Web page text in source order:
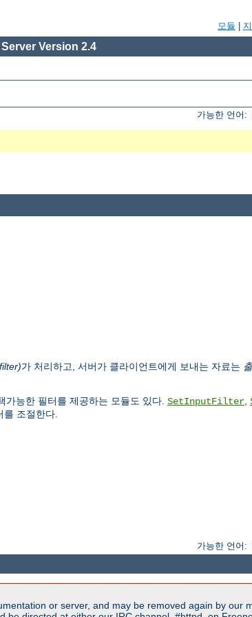
모듈
Version 2.4
가능한 언어:
가 처리하고, 서버가 클라이언트에게 보내는 자료는
능한 필터를 제공하는 모듈도 있다. SetInputFilter
조절한다.
가능한 언어:
or server, and may be removed again by our